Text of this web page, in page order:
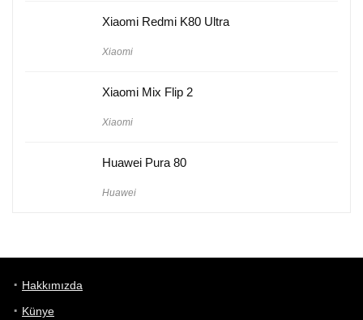
Xiaomi Redmi K80 Ultra
Xiaomi
Xiaomi Mix Flip 2
Xiaomi
Huawei Pura 80
Huawei
Hakkımızda
Künye